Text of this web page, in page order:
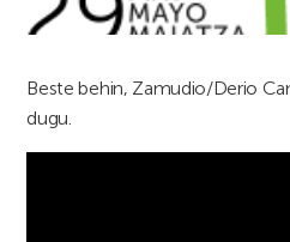
Beste behin, Zamudio/Derio
dugu.